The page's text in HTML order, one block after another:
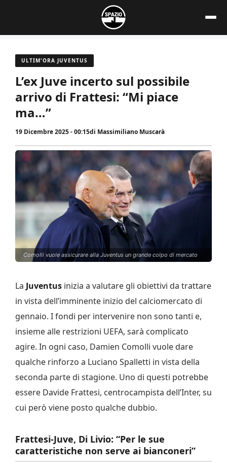
contenuto
ULTIM'ORA JUVENTUS
L’ex Juve incerto sul possibile
arrivo di Frattesi: “Mi piace
ma…”
19 Dicembre 2025 - 00:15di Massimiliano Muscarà
Comolli vuole assicurare alla Juventus un grande colpo di mercato
La Juventus inizia a valutare gli obiettivi da trattare
in vista dell’imminente inizio del calciomercato di
gennaio. I fondi per intervenire non sono tanti e,
insieme alle restrizioni UEFA, sarà complicato
agire. In ogni caso, Damien Comolli vuole dare
qualche rinforzo a Luciano Spalletti in vista della
seconda parte di stagione. Uno di questi potrebbe
essere Davide Frattesi, centrocampista dell’Inter, su
cui però viene posto qualche dubbio.
Frattesi-Juve, Di Livio: “Per le sue
caratteristiche non serve ai bianconeri”